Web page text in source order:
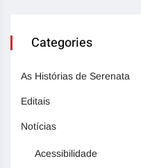
Categories
As Histórias de Serenata
Editais
Notícias
Acessibilidade